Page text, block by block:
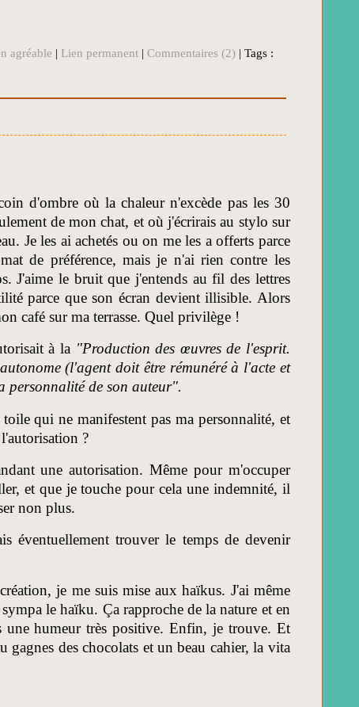
agréable | Lien permanent | Commentaires (2) | Tags :
d'ombre où la chaleur n'excède pas les 30
de mon chat, et où j'écrirais au stylo sur
Je les ai achetés ou on me les a offerts parce
de préférence, mais je n'ai rien contre les
J'aime le bruit que j'entends au fil des lettres
parce que son écran devient illisible. Alors
café sur ma terrasse. Quel privilège !
à la "Production des œuvres de l'esprit.
(l'agent doit être rémunéré à l'acte et
personnalité de son auteur".
qui ne manifestent pas ma personnalité, et
?
une autorisation. Même pour m'occuper
et que je touche pour cela une indemnité, il
non plus.
trouver le temps de devenir
je me suis mise aux haïkus. J'ai même
le haïku. Ça rapproche de la nature et en
une humeur très positive. Enfin, je trouve. Et
des chocolats et un beau cahier, la vita